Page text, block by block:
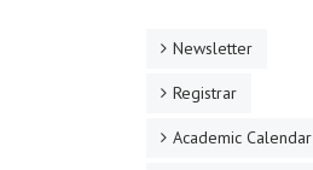
Newsletter
Registrar
Academic Calendar